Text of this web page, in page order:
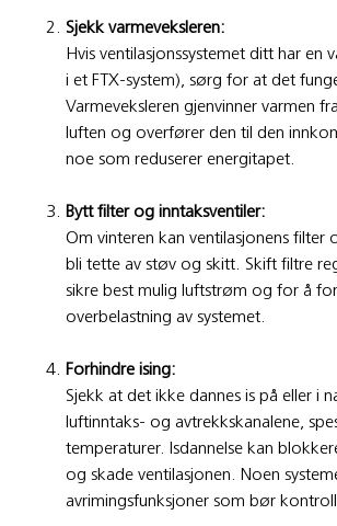
Sjekk varmeveksleren:
Hvis ventilasjonssystemet ditt har en
i et FTX-system), sørg for at det
Varmeveksleren gjenvinner varmen
luften og overfører den til den
noe som reduserer energitapet.
Bytt filter og inntaksventiler:
Om vinteren kan ventilasjonens filter
bli tette av støv og skitt. Skift filtre
sikre best mulig luftstrøm og for å
overbelastning av systemet.
Forhindre ising:
Sjekk at det ikke dannes is på eller i
luftinntaks- og avtrekkskanalene,
temperaturer. Isdannelse kan
og skade ventilasjonen. Noen
avrimingsfunksjoner som bør